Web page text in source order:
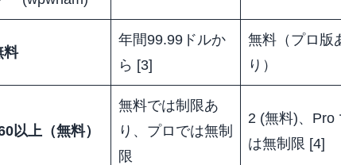
料
年間99.99ドルか
ら [3]
無料（プロ版
り）
以上（無料）
無料では制限あ
り、プロでは無制
限
2 (無料)、Pro
は無制限 [4]